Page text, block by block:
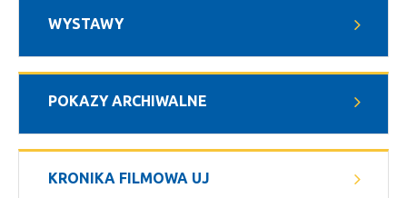
WYSTAWY
POKAZY ARCHIWALNE
KRONIKA FILMOWA UJ